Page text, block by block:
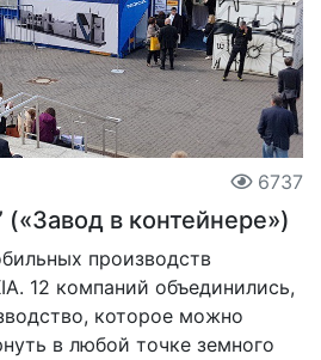
6737
(«Завод в контейнере»)
производств
12 компаний объединились,
которое можно
в любой точке земного